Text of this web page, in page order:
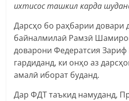
ихтисос ташкил карда
Дарсҳо бо раҳбарии довари
байналмилаӣ Рамзӣ
доварони Федератсия
гардиданд, ки онҳо аз
амалӣ иборат буданд.
Дар ФДТ таъкид намуданд,